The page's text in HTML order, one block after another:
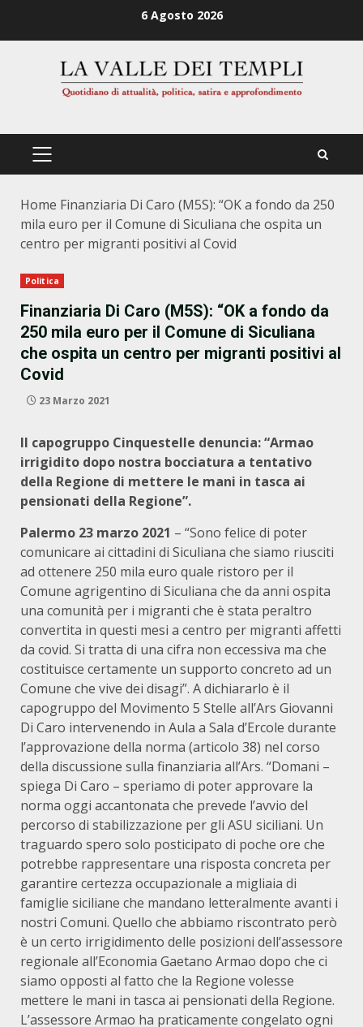
6 Agosto 2026
PRIMÄRES
Home Finanziaria Di Caro (M5S): “OK a fondo da 250
mila euro per il Comune di Siculiana che ospita un
centro per migranti positivi al Covid
Politica
Finanziaria Di Caro (M5S): “OK a fondo da
250 mila euro per il Comune di Siculiana
che ospita un centro per migranti positivi al
Covid
23 Marzo 2021
Il capogruppo Cinquestelle denuncia: “Armao
irrigidito dopo nostra bocciatura a tentativo
della Regione di mettere le mani in tasca ai
pensionati della Regione”.
Palermo 23 marzo 2021 – “Sono felice di poter
comunicare ai cittadini di Siculiana che siamo riusciti
ad ottenere 250 mila euro quale ristoro per il
Comune agrigentino di Siculiana che da anni ospita
una comunità per i migranti che è stata peraltro
convertita in questi mesi a centro per migranti affetti
da covid. Si tratta di una cifra non eccessiva ma che
costituisce certamente un supporto concreto ad un
Comune che vive dei disagi”. A dichiararlo è il
capogruppo del Movimento 5 Stelle all’Ars Giovanni
Di Caro intervenendo in Aula a Sala d’Ercole durante
l’approvazione della norma (articolo 38) nel corso
della discussione sulla finanziaria all’Ars. “Domani –
spiega Di Caro – speriamo di poter approvare la
norma oggi accantonata che prevede l’avvio del
percorso di stabilizzazione per gli ASU siciliani. Un
traguardo spero solo posticipato di poche ore che
potrebbe rappresentare una risposta concreta per
garantire certezza occupazionale a migliaia di
famiglie siciliane che mandano letteralmente avanti i
nostri Comuni. Quello che abbiamo riscontrato però
è un certo irrigidimento delle posizioni dell’assessore
regionale all’Economia Gaetano Armao dopo che ci
siamo opposti al fatto che la Regione volesse
mettere le mani in tasca ai pensionati della Regione.
L’assessore Armao ha praticamente congelato ogni